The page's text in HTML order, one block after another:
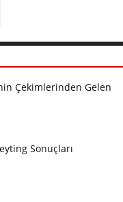
Çekimlerinden Gelen
Sonuçları